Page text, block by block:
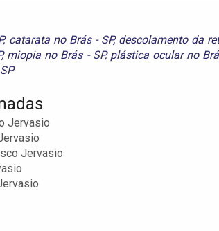
, catarata no Brás - SP, descolamento da
, miopia no Brás - SP, plástica ocular no
Jervasio
Jervasio